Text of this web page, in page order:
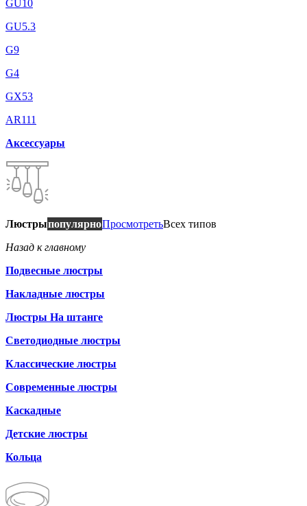
GU10
GU5.3
G9
G4
GX53
AR111
Аксессуары
ЛюстрыпопулярноПросмотретьВсех типов
Назад к главному
Подвесные люстры
Накладные люстры
Люстры На штанге
Светодиодные люстры
Классические люстры
Современные люстры
Каскадные
Детские люстры
Кольца